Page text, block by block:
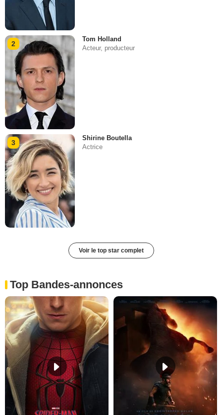
2
Tom Holland
Acteur, producteur
3
Shirine Boutella
Actrice
Voir le top star complet
Top Bandes-annonces